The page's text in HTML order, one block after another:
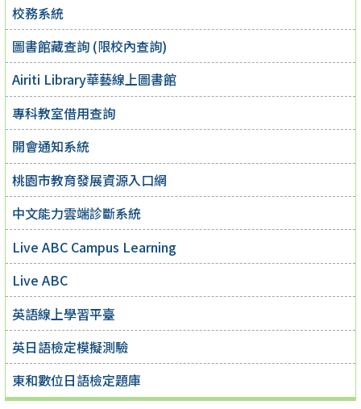
校務系統
圖書館藏查詢 (限校內查詢)
Airiti Library華藝線上圖書館
專科教室借用查詢
開會通知系統
桃園市教育發展資源入口網
中文能力雲端診斷系統
Live ABC Campus Learning
Live ABC
英語線上學習平臺
英日語檢定模擬測驗
東和數位日語檢定題庫